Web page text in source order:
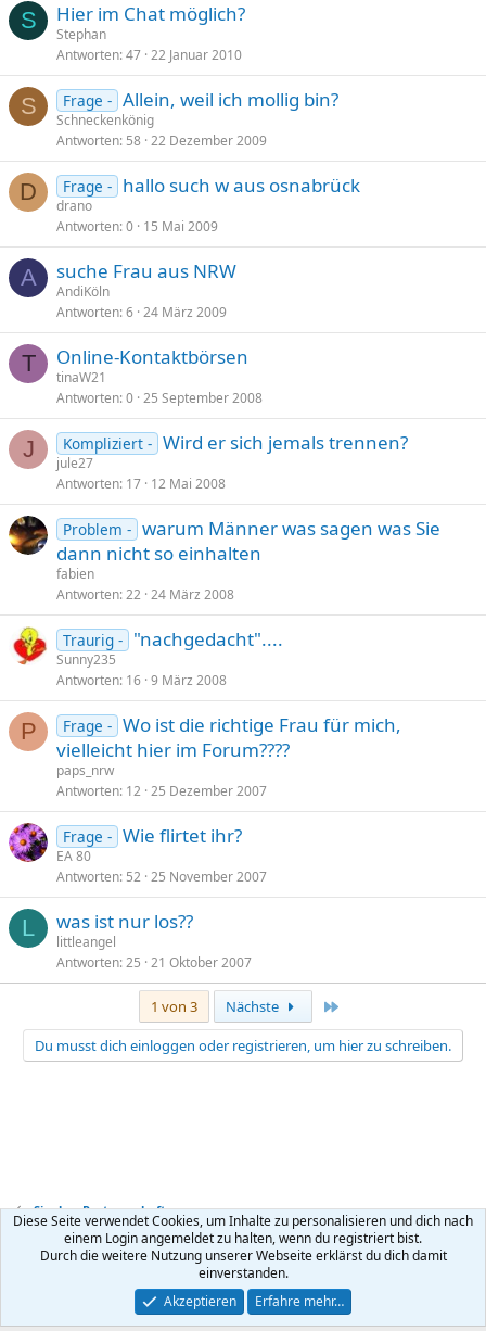
S Hier im Chat möglich?
Stephan
Antworten 47 22 Januar 2010
S Frage - Allein, weil ich mollig bin?
Schneckenkönig
Antworten 58 22 Dezember 2009
D Frage - hallo such w aus osnabrück
drano
Antworten 0 15 Mai 2009
A suche Frau aus NRW
AndiKöln
Antworten 6 24 März 2009
T Online-Kontaktbörsen
tinaW21
Antworten 0 25 September 2008
J Kompliziert - Wird er sich jemals trennen?
jule27
Antworten 17 12 Mai 2008
Problem - warum Männer was sagen was Sie
dann nicht so einhalten
fabien
Antworten 22 24 März 2008
Traurig - "nachgedacht"....
Sunny235
Antworten 16 9 März 2008
P Frage - Wo ist die richtige Frau für mich,
vielleicht hier im Forum????
paps_nrw
Antworten 12 25 Dezember 2007
Frage - Wie flirtet ihr?
EA 80
Antworten 52 25 November 2007
L was ist nur los??
littleangel
Antworten 25 21 Oktober 2007
1 von 3 Nächste
Du musst dich einloggen oder registrieren, um hier zu schreiben.
Single + Partnerschaft
Kontakt Nutzungsbedingungen Datenschutz Hilfe
R
Community platform by XenForo ® © 2010-2026 XenForo Ltd.
Diese Seite verwendet Cookies, um Inhalte zu personalisieren und dich nach
einem Login angemeldet zu halten, wenn du registriert bist.
Durch die weitere Nutzung unserer Webseite erklärst du dich damit
einverstanden.
Akzeptieren
Erfahre mehr…